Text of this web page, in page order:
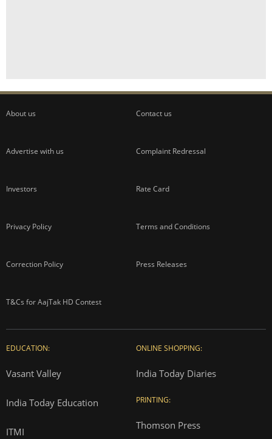
About us Contact us
Advertise with us Complaint Redressal
Investors Rate Card
Privacy Policy Terms and Conditions
Correction Policy Press Releases
T&Cs for AajTak HD Contest
EDUCATION:
Vasant Valley
India Today Education
ITMI
ONLINE SHOPPING:
India Today Diaries
PRINTING:
Thomson Press